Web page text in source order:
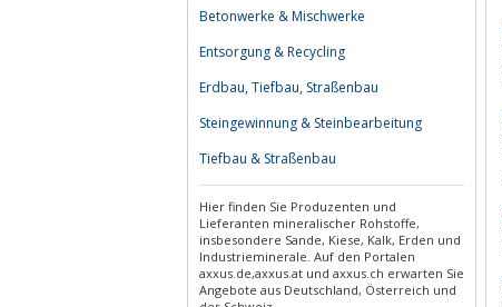
Betonwerke & Mischwerke
Entsorgung & Recycling
Erdbau, Tiefbau, Straßenbau
Steingewinnung & Steinbearbeitung
Tiefbau & Straßenbau
Hier finden Sie Produzenten und
Lieferanten mineralischer Rohstoffe,
insbesondere Sande, Kiese, Kalk, Erden und
Industrieminerale. Auf den Portalen
axxus.de,axxus.at und axxus.ch erwarten Sie
Angebote aus Deutschland, Österreich und